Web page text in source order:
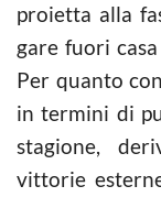
proietta alla
gare fuori
Per quanto
in termini di
stagione,
vittorie